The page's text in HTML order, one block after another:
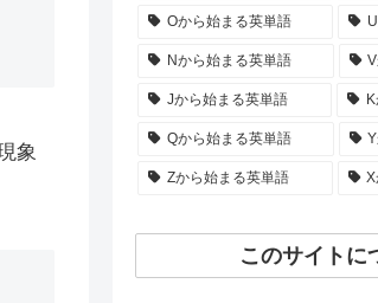
象
Oから始まる英単語
Nから始まる英単語
Jから始まる英単語
Qから始まる英単語
Zから始まる英単語
このサイトに